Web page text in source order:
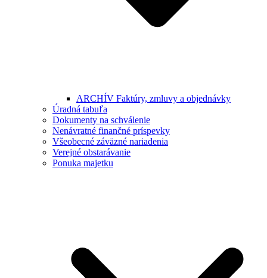
ARCHÍV Faktúry, zmluvy a objednávky
Úradná tabuľa
Dokumenty na schválenie
Nenávratné finančné príspevky
Všeobecné záväzné nariadenia
Verejné obstarávanie
Ponuka majetku